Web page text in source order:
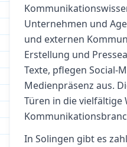
Unternehmen und
und externen
Erstellung und
Texte, pflegen Social-
Medienpräsenz aus.
Türen in die vielfältige
In Solingen gibt es